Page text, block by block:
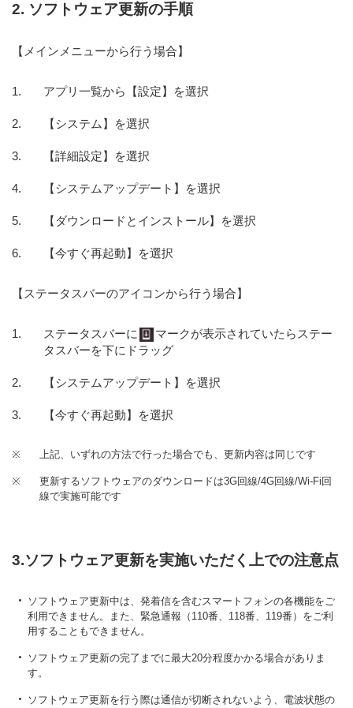
2. ソフトウェア更新の手順
【メインメニューから行う場合】
アプリ一覧から【設定】を選択
【システム】を選択
【詳細設定】を選択
【システムアップデート】を選択
【ダウンロードとインストール】を選択
【今すぐ再起動】を選択
【ステータスバーのアイコンから行う場合】
ステータスバーに
マークが表示されていたらステー
タスバーを下にドラッグ
【システムアップデート】を選択
【今すぐ再起動】を選択
※ 上記、いずれの方法で行った場合でも、更新内容は同じです
※
更新するソフトウェアのダウンロードは3G回線/4G回線/Wi-Fi回
線で実施可能です
3.ソフトウェア更新を実施いただく上での注意点
ソフトウェア更新中は、発着信を含むスマートフォンの各機能をご
利用できません。また、緊急通報（110番、118番、119番）をご利
用することもできません。
ソフトウェア更新の完了までに最大20分程度かかる場合がありま
す。
ソフトウェア更新を行う際は通信が切断されないよう、電波状態の